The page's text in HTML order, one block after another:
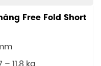
Free Fold Short